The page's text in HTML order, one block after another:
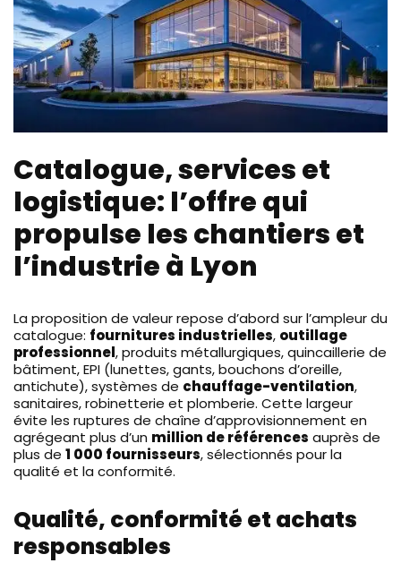
Catalogue, services et
logistique: l’offre qui
propulse les chantiers et
l’industrie à Lyon
La proposition de valeur repose d’abord sur l’ampleur du
catalogue: fournitures industrielles, outillage
professionnel, produits métallurgiques, quincaillerie de
bâtiment, EPI (lunettes, gants, bouchons d’oreille,
antichute), systèmes de chauffage-ventilation,
sanitaires, robinetterie et plomberie. Cette largeur
évite les ruptures de chaîne d’approvisionnement en
agrégeant plus d’un million de références auprès de
plus de 1 000 fournisseurs, sélectionnés pour la
qualité et la conformité.
Qualité, conformité et achats
responsables